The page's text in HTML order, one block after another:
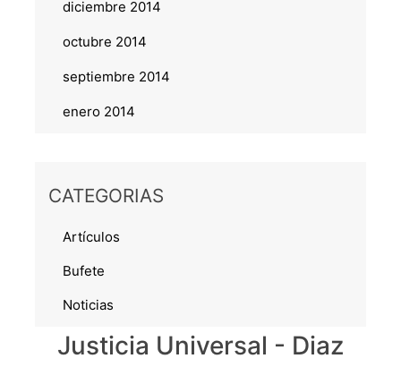
diciembre 2014
octubre 2014
septiembre 2014
enero 2014
CATEGORIAS
Artículos
Bufete
Noticias
Justicia Universal - Diaz